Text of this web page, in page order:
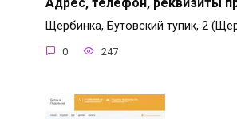
Щербинка, Бутовский тупик, 2
0 247